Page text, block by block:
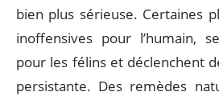
bien plus sérieuse. Certaines
inoffensives pour l’humain,
pour les félins et déclenchent
persistante. Des remèdes